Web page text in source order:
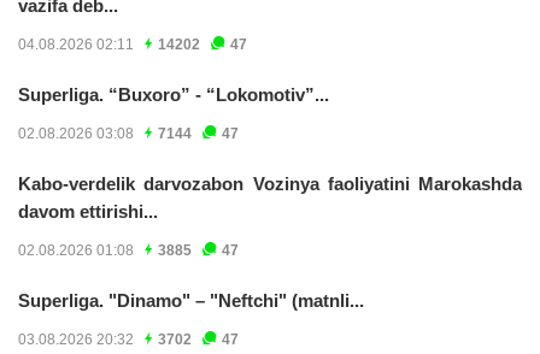
vazifa deb...
04.08.2026 02:11 14202 47
Superliga. “Buxoro” - “Lokomotiv”...
02.08.2026 03:08 7144 47
Kabo-verdelik darvozabon Vozinya faoliyatini Marokashda
davom ettirishi...
02.08.2026 01:08 3885 47
Superliga. "Dinamo" – "Neftchi" (matnli...
03.08.2026 20:32 3702 47